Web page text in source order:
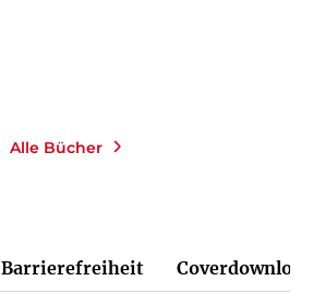
Alle Bücher
Barrierefreiheit Coverdownload